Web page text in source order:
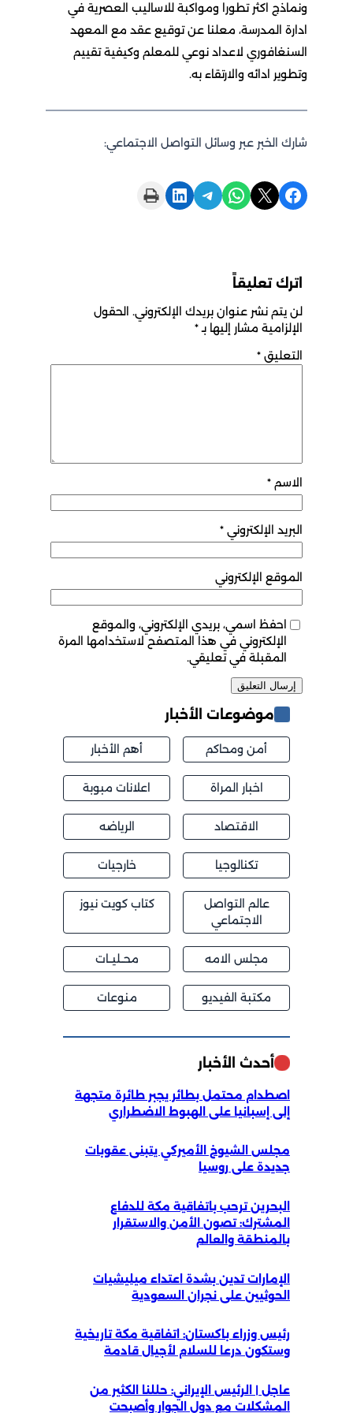
ونماذج اكثر تطورا ومواكبة للاساليب العصرية في
ادارة المدرسة، معلنا عن توقيع عقد مع المعهد
السنغافوري لاعداد نوعي للمعلم وكيفية تقييم
وتطوير ادائه والارتقاء به.
شارك الخبر عبر وسائل التواصل الاجتماعي:
Share on Facebook
Share on X
Share on WhatsApp
Share on Telegram
Share on LinkedIn
Print this Page
اترك تعليقاً
لن يتم نشر عنوان بريدك الإلكتروني. الحقول
الإلزامية مشار إليها بـ*
التعليق *
الاسم *
البريد الإلكتروني *
الموقع الإلكتروني
احفظ اسمي، بريدي الإلكتروني، والموقع
الإلكتروني في هذا المتصفح لاستخدامها المرة
المقبلة في تعليقي.
موضوعات الأخبار
أمن ومحاكم أهم الأخبار
اخبار المراة اعلانات مبوبة
الاقتصاد الرياضه
تكنالوجيا خارجيات
عالم التواصل
الاجتماعي
كتاب كويت نيوز
مجلس الامه محــليــات
مكتبة الفيديو منوعات
أحدث الأخبار
اصطدام محتمل بطائر يجبر طائرة متجهة
إلى إسبانيا على الهبوط الاضطراري
مجلس الشيوخ الأميركي يتبنى عقوبات
جديدة على روسيا
البحرين ترحب باتفاقية مكة للدفاع
المشترك: تصون الأمن والاستقرار
بالمنطقة والعالم
الإمارات تدين بشدة اعتداء ميليشيات
الحوثيين على نجران السعودية
رئيس وزراء باكستان: اتفاقية مكة تاريخية
وستكون درعا للسلام لأجيال قادمة
عاجل | الرئيس الإيراني: حللنا الكثير من
المشكلات مع دول الجوار وأصبحت